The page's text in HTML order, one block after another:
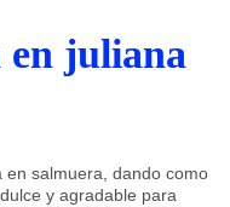
en juliana
en salmuera, dando como
y agradable para